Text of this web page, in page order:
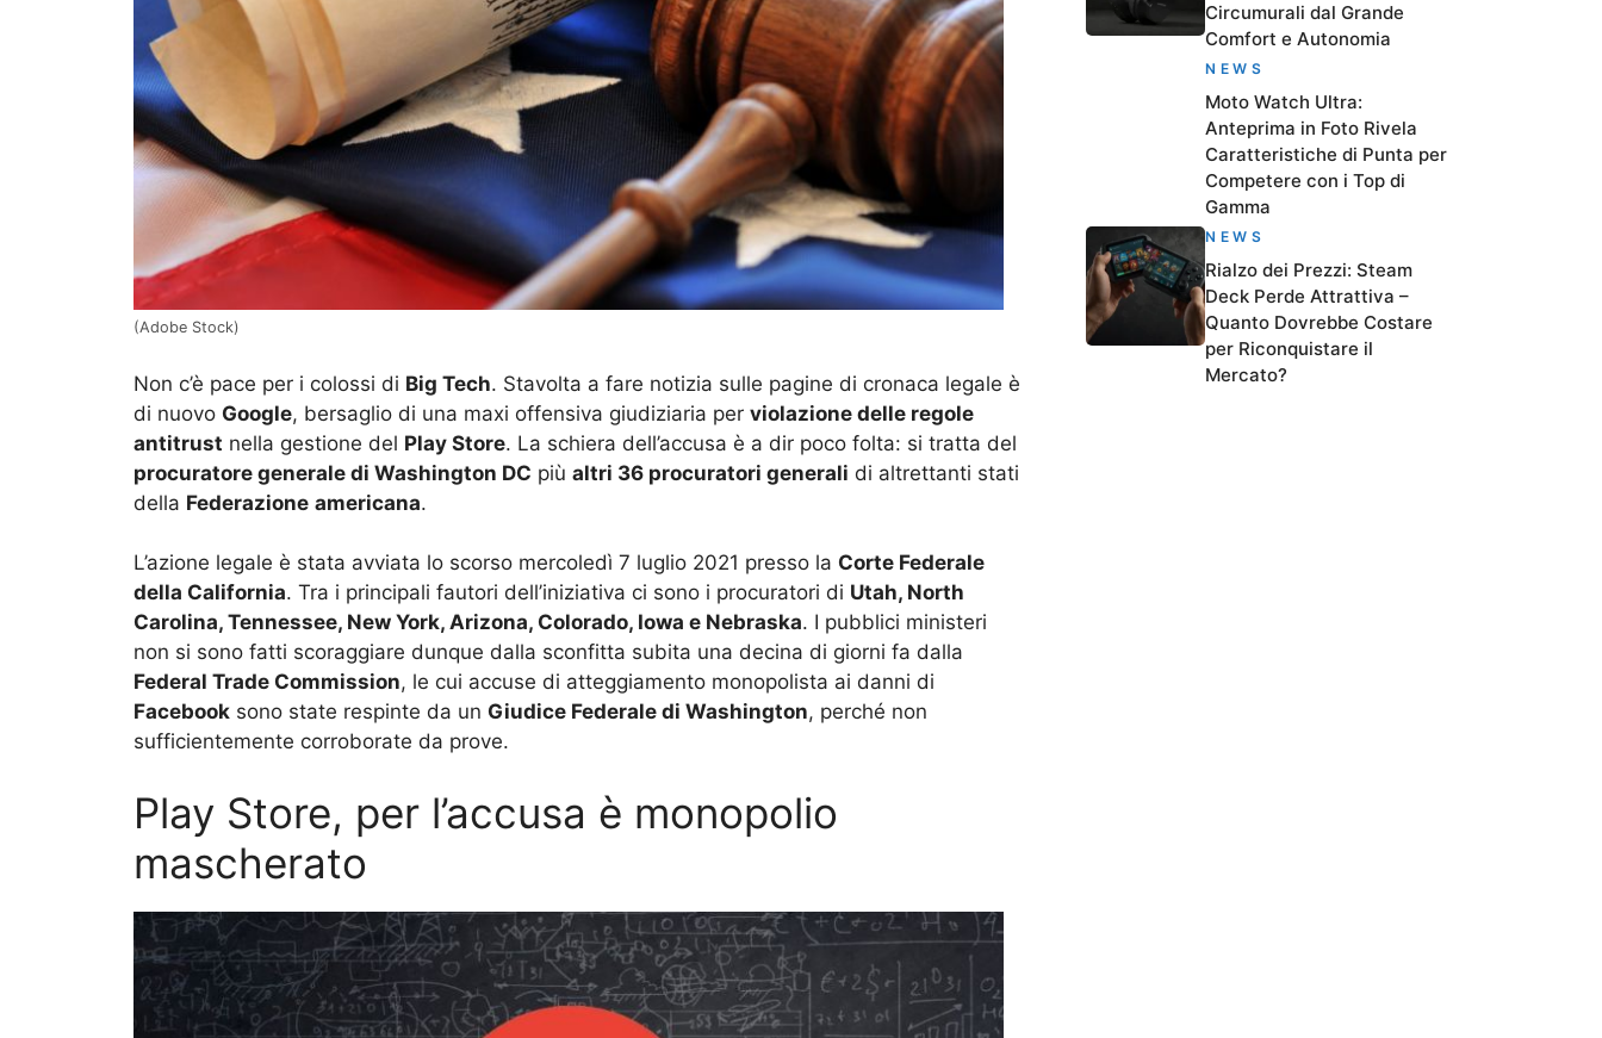
(Adobe Stock)
Non c’è pace per i colossi di Big Tech. Stavolta a fare notizia sulle pagine di cronaca legale è
di nuovo Google, bersaglio di una maxi offensiva giudiziaria per violazione delle regole
antitrust nella gestione del Play Store. La schiera dell’accusa è a dir poco folta: si tratta del
procuratore generale di Washington DC più altri 36 procuratori generali di altrettanti stati
della Federazione americana.
L’azione legale è stata avviata lo scorso mercoledì 7 luglio 2021 presso la Corte Federale
della California. Tra i principali fautori dell’iniziativa ci sono i procuratori di Utah, North
Carolina, Tennessee, New York, Arizona, Colorado, Iowa e Nebraska. I pubblici ministeri
non si sono fatti scoraggiare dunque dalla sconfitta subita una decina di giorni fa dalla
Federal Trade Commission, le cui accuse di atteggiamento monopolista ai danni di
Facebook sono state respinte da un Giudice Federale di Washington, perché non
sufficientemente corroborate da prove.
Play Store, per l’accusa è monopolio
mascherato
Circumurali dal Grande
Comfort e Autonomia
NEWS
Moto Watch Ultra:
Anteprima in Foto Rivela
Caratteristiche di Punta per
Competere con i Top di
Gamma
NEWS
Rialzo dei Prezzi: Steam
Deck Perde Attrattiva –
Quanto Dovrebbe Costare
per Riconquistare il
Mercato?